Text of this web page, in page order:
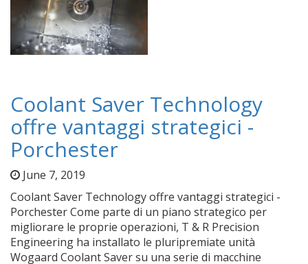
Coolant Saver Technology
offre vantaggi strategici -
Porchester
June 7, 2019
Coolant Saver Technology offre vantaggi strategici -
Porchester Come parte di un piano strategico per
migliorare le proprie operazioni, T & R Precision
Engineering ha installato le pluripremiate unità
Wogaard Coolant Saver su una serie di macchine